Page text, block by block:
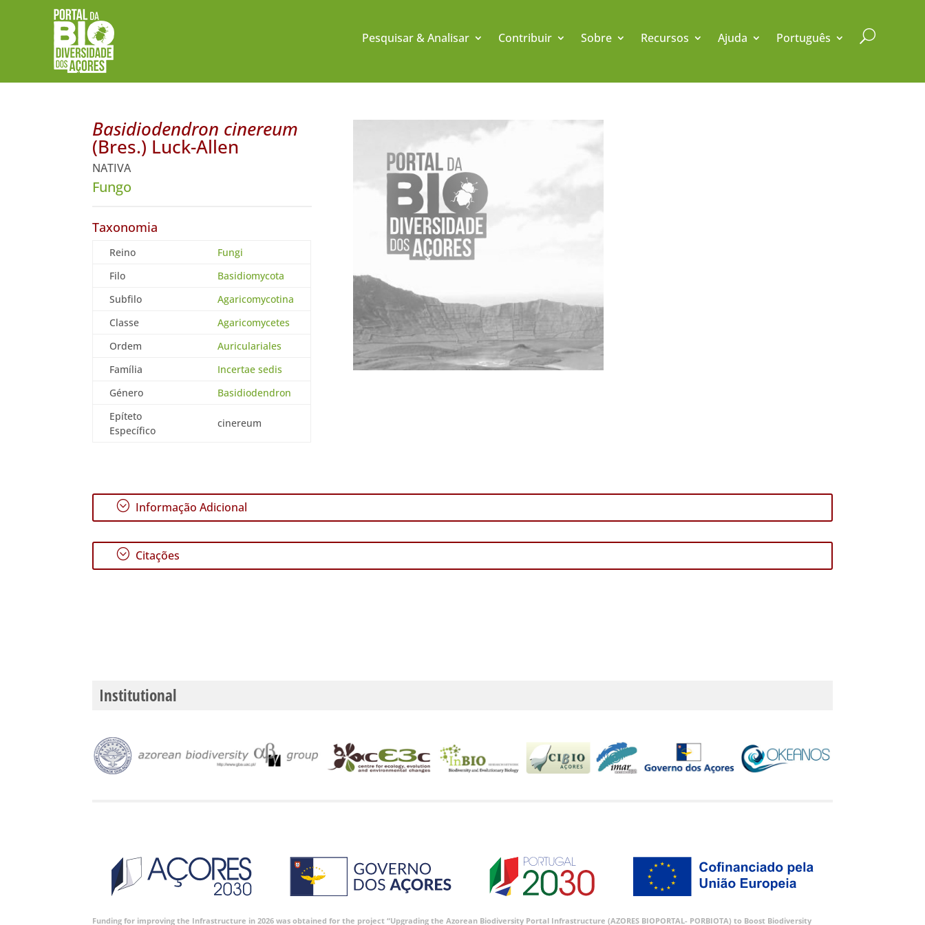
Pesquisar & Analisar Contribuir Sobre Recursos Ajuda Português U
Basidiodendron cinereum
(Bres.) Luck-Allen
NATIVA
Fungo
Taxonomia
Reino
Fungi
Filo
Basidiomycota
Subfilo
Agaricomycotina
Classe
Agaricomycetes
Ordem
Auriculariales
Família
Incertae sedis
Género
Basidiodendron
Epíteto
Específico
cinereum
; Informação Adicional
; Citações
Institutional
Funding for improving the Infrastructure in 2026 was obtained for the project “Upgrading the Azorean Biodiversity Portal Infrastructure (AZORES BIOPORTAL- PORBIOTA) to Boost Biodiversity